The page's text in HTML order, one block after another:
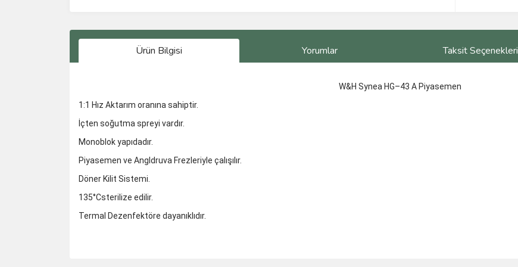
Ürün Bilgisi Yorumlar Taksit Seçenekleri
W&H Synea HG–43 A Piyasemen
1:1 Hız Aktarım oranına sahiptir.
İçten soğutma spreyi vardır.
Monoblok yapıdadır.
Piyasemen ve Angldruva Frezleriyle çalışılır.
Döner Kilit Sistemi.
135°Csterilize edilir.
Termal Dezenfektöre dayanıklıdır.